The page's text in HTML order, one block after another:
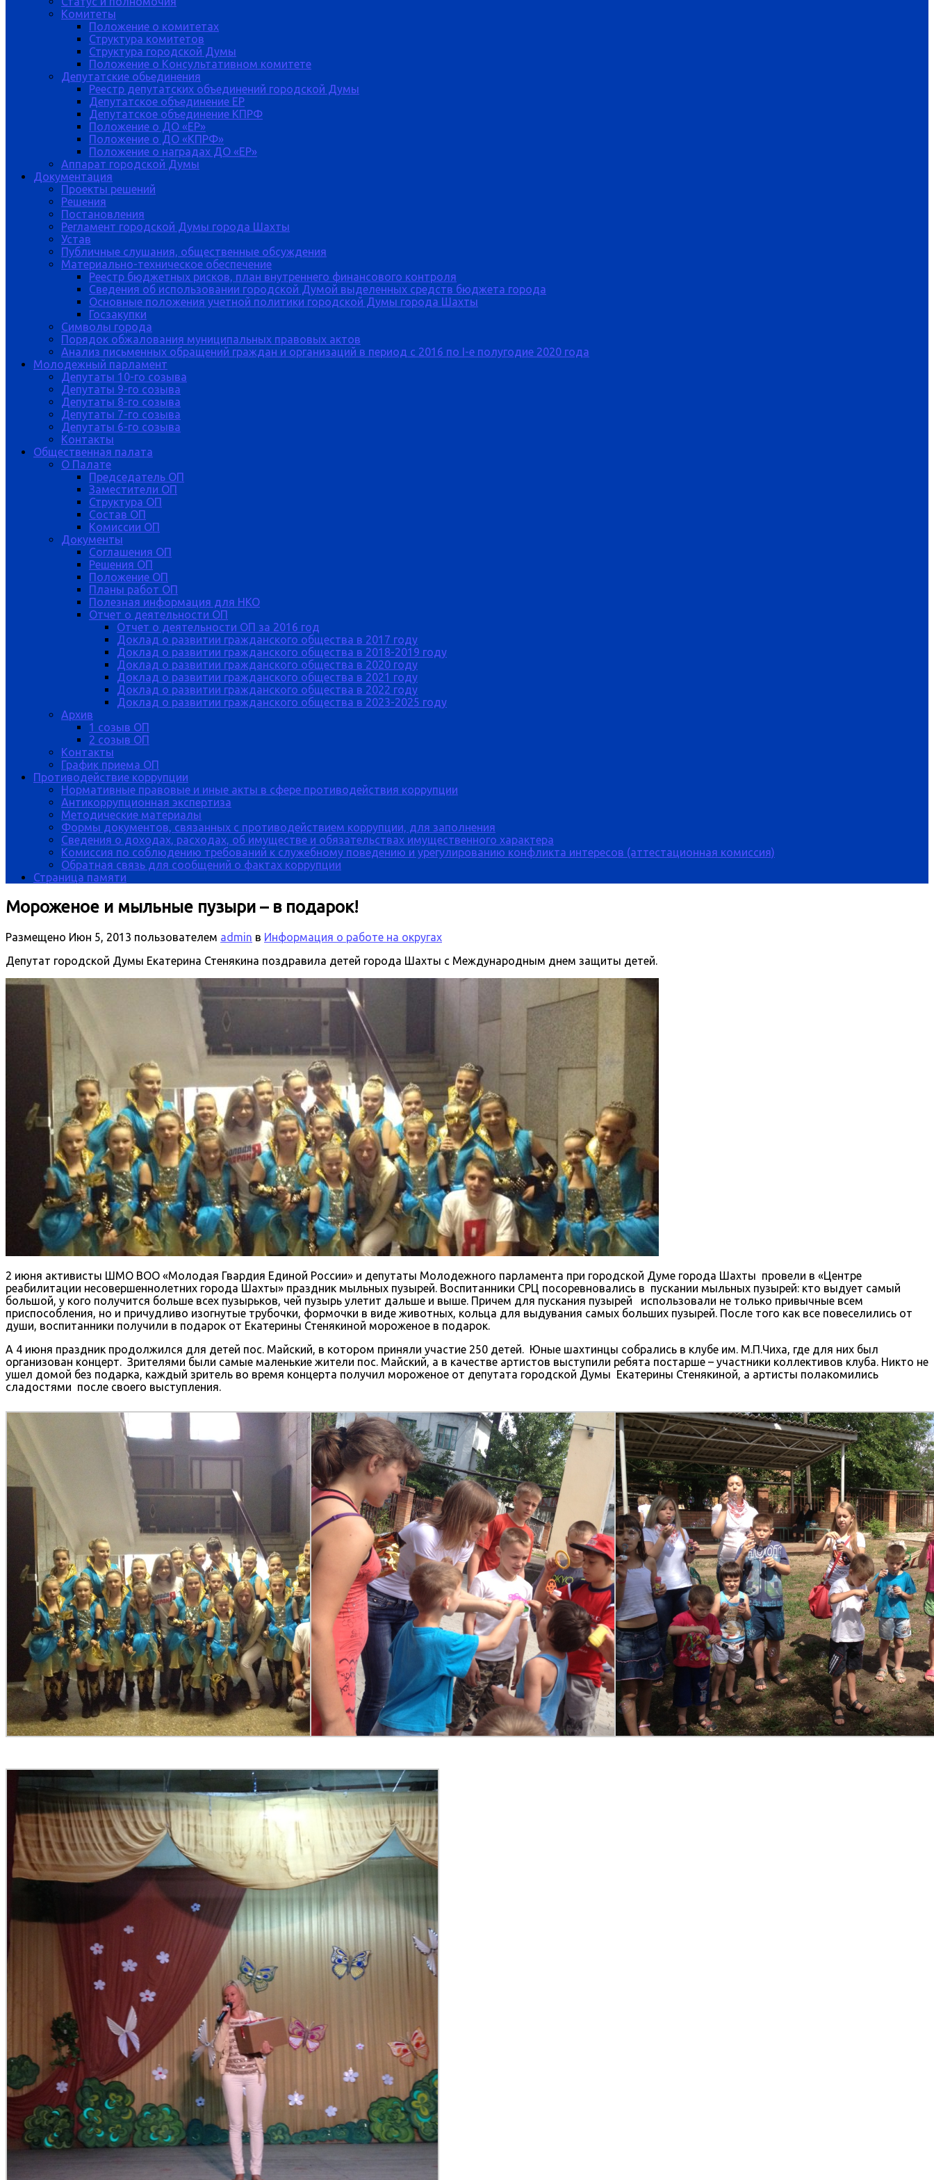
Комитеты
Положение о комитетах
Структура комитетов
Структура городской Думы
Положение о Консультативном комитете
Депутатские обьединения
Реестр депутатских объединений городской Думы
Депутатское объединение ЕР
Депутатское объединение КПРФ
Положение о ДО «ЕР»
Положение о ДО «КПРФ»
Положение о наградах ДО «ЕР»
Аппарат городской Думы
Документация
Проекты решений
Решения
Постановления
Регламент городской Думы города Шахты
Устав
Публичные слушания, общественные обсуждения
Материально-техническое обеспечение
Реестр бюджетных рисков, план внутреннего финансового контроля
Сведения об использовании городской Думой выделенных средств бюджета города
Основные положения учетной политики городской Думы города Шахты
Госзакупки
Символы города
Порядок обжалования муниципальных правовых актов
Анализ письменных обращений граждан и организаций в период с 2016 по I-е полугодие 2020 года
Молодежный парламент
Депутаты 10-го созыва
Депутаты 9-го созыва
Депутаты 8-го созыва
Депутаты 7-го созыва
Депутаты 6-го созыва
Контакты
Общественная палата
О Палате
Председатель ОП
Заместители ОП
Структура ОП
Состав ОП
Комиссии ОП
Документы
Соглашения ОП
Решения ОП
Положение ОП
Планы работ ОП
Полезная информация для НКО
Отчет о деятельности ОП
Отчет о деятельности ОП за 2016 год
Доклад о развитии гражданского общества в 2017 году
Доклад о развитии гражданского общества в 2018-2019 году
Доклад о развитии гражданского общества в 2020 году
Доклад о развитии гражданского общества в 2021 году
Доклад о развитии гражданского общества в 2022 году
Доклад о развитии гражданского общества в 2023-2025 году
Архив
1 созыв ОП
2 созыв ОП
Контакты
График приема ОП
Противодействие коррупции
Нормативные правовые и иные акты в сфере противодействия коррупции
Антикоррупционная экспертиза
Методические материалы
Формы документов, связанных с противодействием коррупции, для заполнения
Сведения о доходах, расходах, об имуществе и обязательствах имущественного характера
Комиссия по соблюдению требований к служебному поведению и урегулированию конфликта интересов (аттестационная комиссия)
Обратная связь для сообщений о фактах коррупции
Страница памяти
Мороженое и мыльные пузыри – в подарок!
Размещено Июн 5, 2013 пользователем admin в Информация о работе на округах
Депутат городской Думы Екатерина Стенякина поздравила детей города Шахты с Международным днем защиты детей.
2 июня активисты ШМО ВОО «Молодая Гвардия Единой России» и депутаты Молодежного парламента при городской Думе города Шахты провели в «Центре
реабилитации несовершеннолетних города Шахты» праздник мыльных пузырей. Воспитанники СРЦ посоревновались в пускании мыльных пузырей: кто выдует самый
большой, у кого получится больше всех пузырьков, чей пузырь улетит дальше и выше. Причем для пускания пузырей использовали не только привычные всем
приспособления, но и причудливо изогнутые трубочки, формочки в виде животных, кольца для выдувания самых больших пузырей. После того как все повеселились от
души, воспитанники получили в подарок от Екатерины Стенякиной мороженое в подарок.
А 4 июня праздник продолжился для детей пос. Майский, в котором приняли участие 250 детей. Юные шахтинцы собрались в клубе им. М.П.Чиха, где для них был
организован концерт. Зрителями были самые маленькие жители пос. Майский, а в качестве артистов выступили ребята постарше – участники коллективов клуба. Никто не
ушел домой без подарка, каждый зритель во время концерта получил мороженое от депутата городской Думы Екатерины Стенякиной, а артисты полакомились
сладостями после своего выступления.